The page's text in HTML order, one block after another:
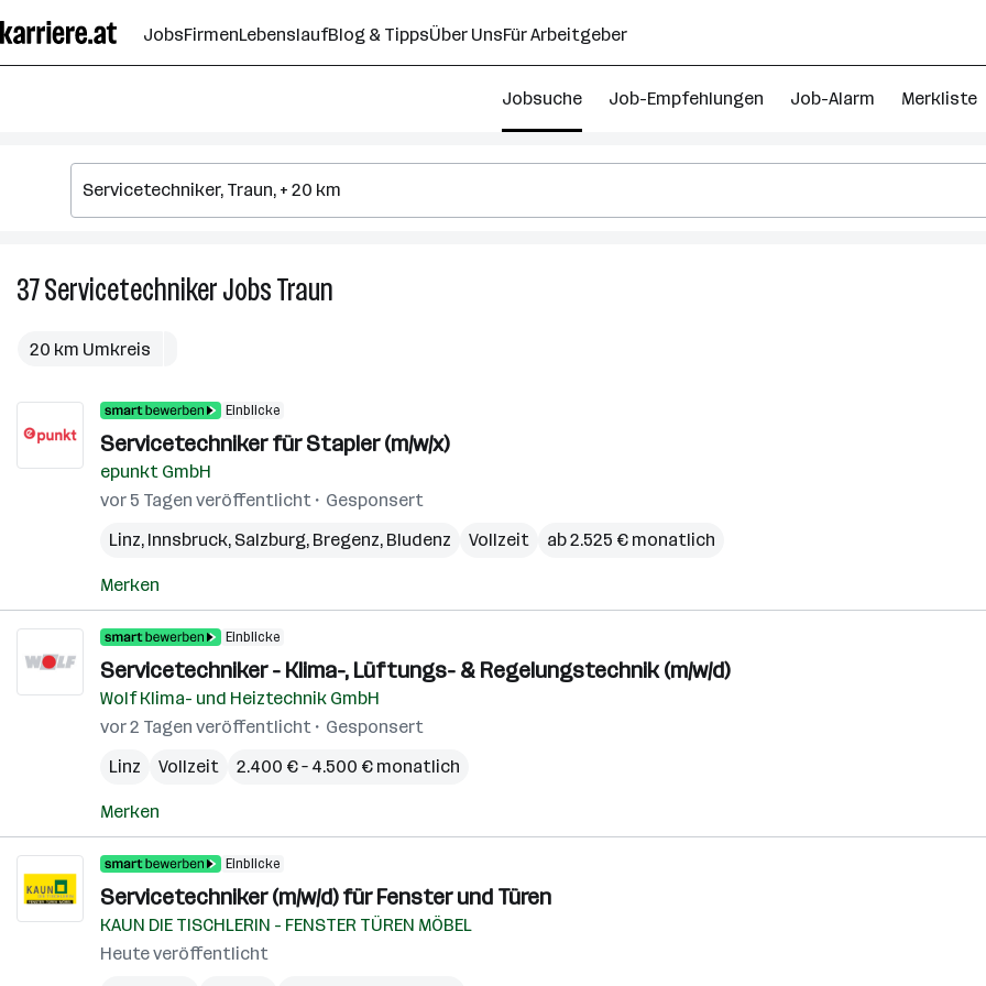
Seiteninhalt
springen
JobsFirmenLebenslaufBlog & TippsÜber UnsFür Arbeitgeber
Jobsuche Job-Empfehlungen Job-Alarm Merkliste
37ServicetechnikerJobsTraun
20 km Umkreis
Einblicke
Servicetechniker für Stapler (m/w/x)
epunkt GmbH
vor 5 Tagen veröffentlicht
Gesponsert
Linz, Innsbruck, Salzburg, Bregenz, Bludenz Vollzeit ab 2.525 € monatlich
Merken
Einblicke
Servicetechniker - Klima-, Lüftungs- & Regelungstechnik (m/w/d)
Wolf Klima- und Heiztechnik GmbH
vor 2 Tagen veröffentlicht
Gesponsert
Linz
Vollzeit 2.400 € – 4.500 € monatlich
Merken
Einblicke
Servicetechniker (m/w/d) für Fenster und Türen
KAUN DIE TISCHLERIN - FENSTER TÜREN MÖBEL
Heute veröffentlicht